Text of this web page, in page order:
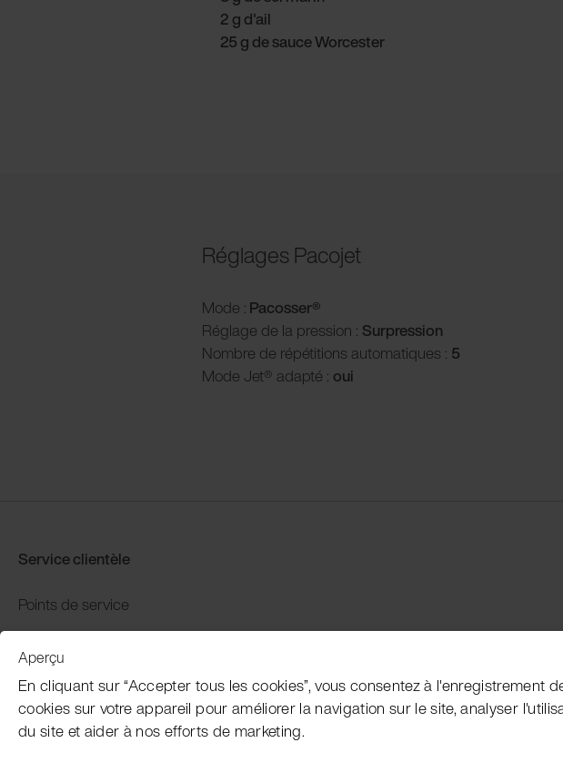
2 g d'ail
25 g de sauce Worcester
Réglages Pacojet
Mode : Pacosser®
Réglage de la pression : Surpression
Nombre de répétitions automatiques : 5
Mode Jet® adapté : oui
Service clientèle
Points de service
Distributors
Garantie et retour
Paiement et expédition
Aperçu
En cliquant sur “Accepter tous les cookies”, vous consentez à l'enregistrement
cookies sur votre appareil pour améliorer la navigation sur le site, analyser
du site et aider à nos efforts de marketing.